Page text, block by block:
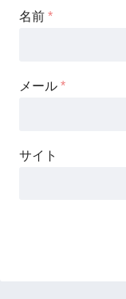
名前 *
メール *
サイト